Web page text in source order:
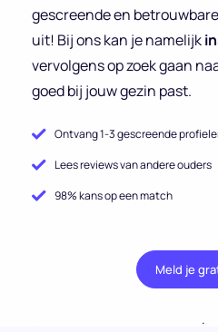
gescreende en
uit! Bij ons kan je namelijk
vervolgens op zoek gaan
goed bij jouw gezin past.
Ontvang 1-3 gescreende
Lees reviews van andere ouders
98% kans op een match
Meld je
.